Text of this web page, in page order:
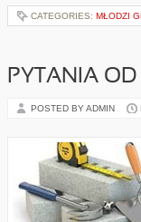
CATEGORIES: MŁODZI
PYTANIA
POSTED BY ADMIN